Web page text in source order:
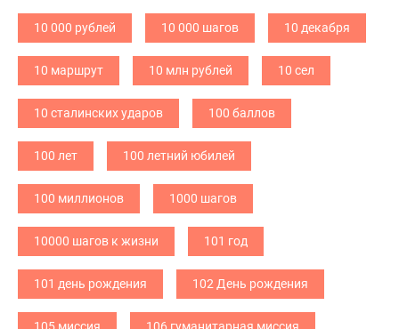
10 000 рублей 10 000 шагов 10 декабря
10 маршрут 10 млн рублей 10 сел
10 сталинских ударов 100 баллов
100 лет 100 летний юбилей
100 миллионов 1000 шагов
10000 шагов к жизни 101 год
101 день рождения 102 День рождения